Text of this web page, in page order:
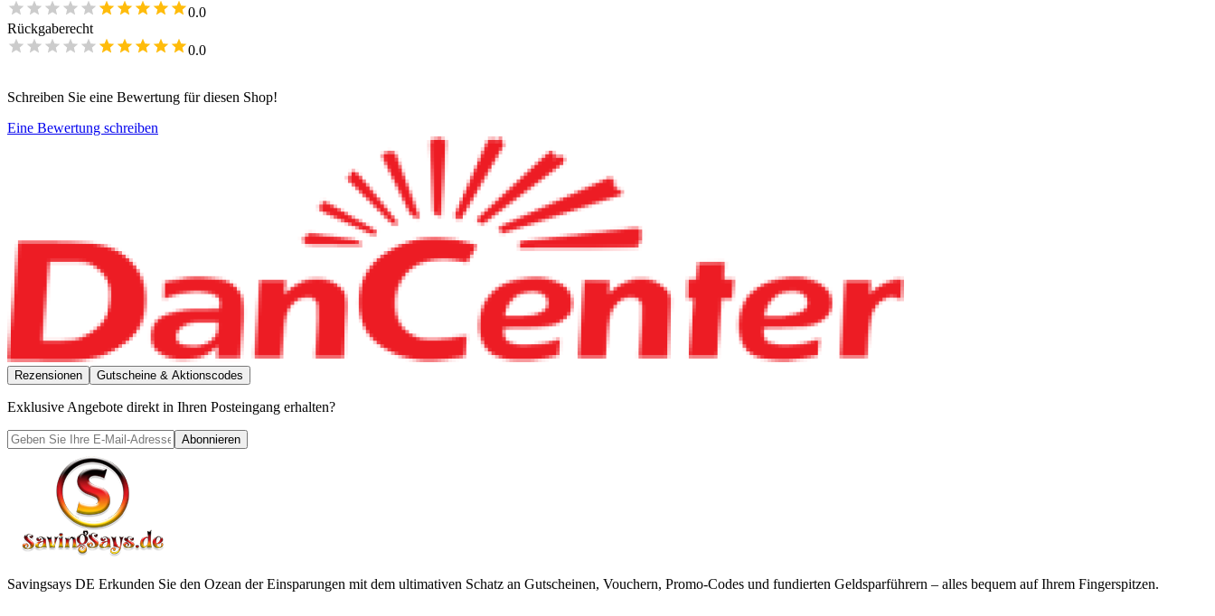
0.0
Rückgaberecht
0.0
Schreiben Sie eine Bewertung für diesen Shop!
Eine Bewertung schreiben
Rezensionen Gutscheine & Aktionscodes
Exklusive Angebote direkt in Ihren Posteingang erhalten?
Abonnieren
Savingsays DE Erkunden Sie den Ozean der Einsparungen mit dem ultimativen Schatz an Gutscheinen, Vouchern, Promo-Codes und fundierten Geldsparführern – alles bequem auf Ihrem Fingerspitzen.